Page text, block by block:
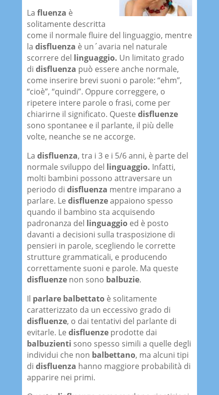
La fluenza è
solitamente descritta
come il normale fluire del linguaggio, mentre
la disfluenza è un´avaria nel naturale
scorrere del linguaggio. Un limitato grado
di disfluenza può essere anche normale,
come inserire brevi suoni o parole: “ehm”,
“cioè”, “quindi”. Oppure correggere, o
ripetere intere parole o frasi, come per
chiarirne il significato. Queste disfluenze
sono spontanee e il parlante, il più delle
volte, neanche se ne accorge.
La disfluenza, tra i 3 e i 5/6 anni, è parte del
normale sviluppo del linguaggio. Infatti,
molti bambini possono attraversare un
periodo di disfluenza mentre imparano a
parlare. Le disfluenzeappaiono spesso
quando il bambino sta acquisendo
padronanza del linguaggioed è posto
davanti a decisioni sulla trasposizione di
pensieri in parole, scegliendo le corrette
strutture grammaticali, e producendo
correttamente suoni e parole. Ma queste
disfluenzenon sono balbuzie.
Il parlare balbettatoè solitamente
caratterizzato da un eccessivo grado di
disfluenze, o dai tentativi del parlante di
evitarle. Le disfluenzeprodotte dai
balbuzienti sono spesso simili a quelle degli
individui che non balbettano, ma alcuni tipi
di disfluenza hanno maggiore probabilità di
apparire nei primi.